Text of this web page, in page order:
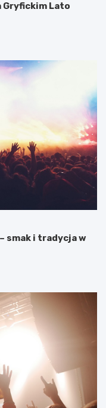
Gryfickim Lato
smak i tradycja w